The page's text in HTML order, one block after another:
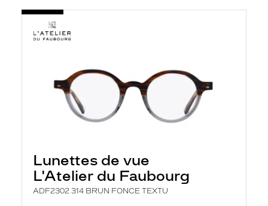
Lunettes de vue
L'Atelier du Faubourg
ADF2302 314 BRUN FONCE TEXTU